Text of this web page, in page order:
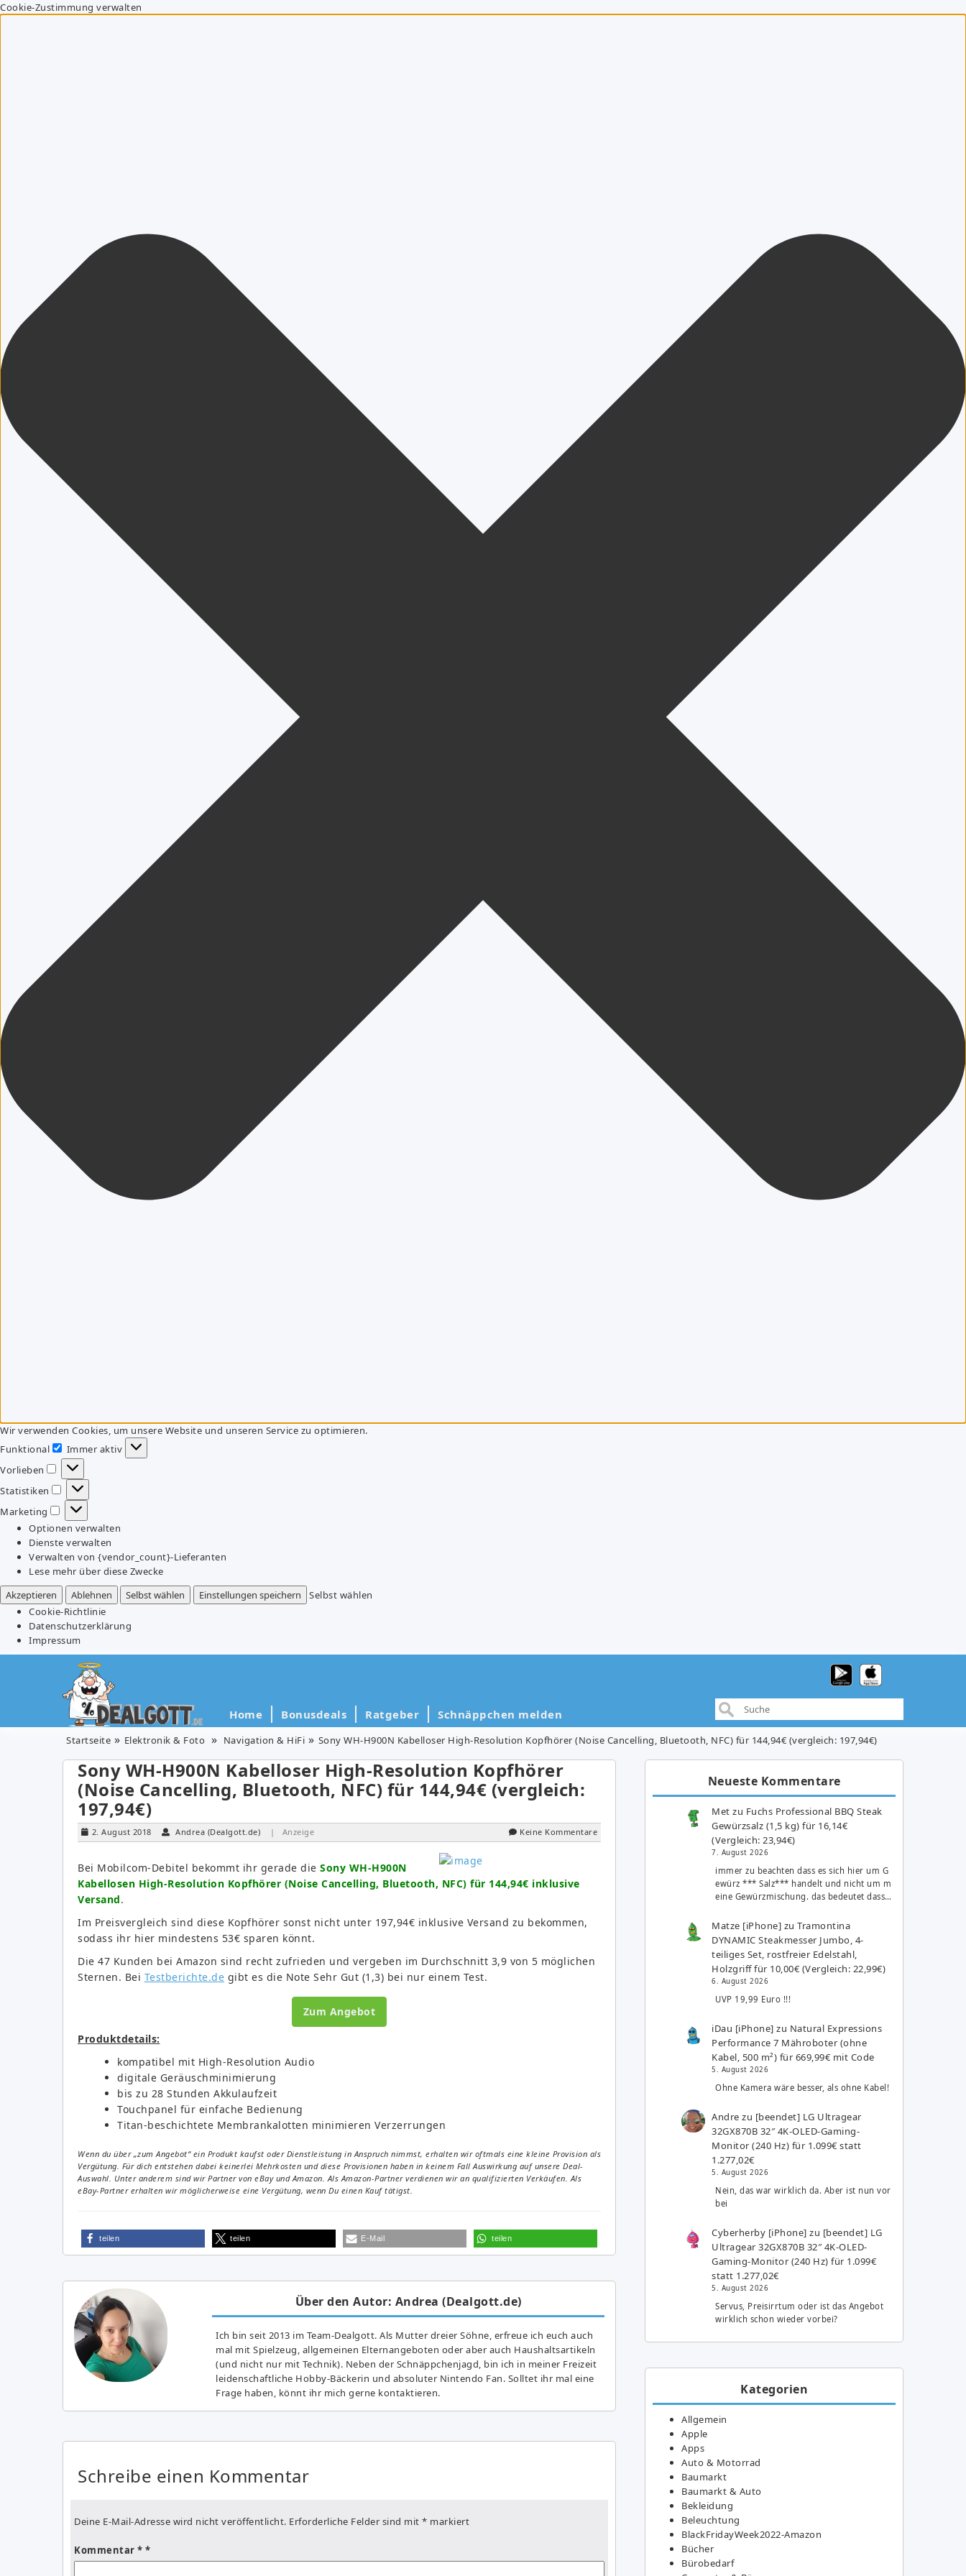
Cookie-Zustimmung verwalten
Wir verwenden Cookies, um unsere Website und unseren Service zu optimieren.
Funktional
Funktional
Immer aktiv
Vorlieben
Vorlieben
Statistiken
Statistiken
Marketing
Marketing
Optionen verwalten
Dienste verwalten
Verwalten von {vendor_count}-Lieferanten
Lese mehr über diese Zwecke
Akzeptieren
Ablehnen Selbst wählen Einstellungen speichern
Selbst wählen
Cookie-Richtlinie
Datenschutzerklärung
Impressum
Home Bonusdeals Ratgeber Schnäppchen melden
Startseite Elektronik & Foto Navigation & HiFi Sony WH-H900N Kabelloser High-Resolution Kopfhörer (Noise Cancelling, Bluetooth, NFC) für 144,94€ (vergleich: 197,94€)
Sony WH-H900N Kabelloser High-Resolution Kopfhörer
(Noise Cancelling, Bluetooth, NFC) für 144,94€ (vergleich:
197,94€)
2. August 2018 Andrea (Dealgott.de) | Anzeige Keine Kommentare
Bei Mobilcom-Debitel bekommt ihr gerade die Sony WH-H900N
Kabellosen High-Resolution Kopfhörer (Noise Cancelling, Bluetooth, NFC) für 144,94€ inklusive
Versand.
Im Preisvergleich sind diese Kopfhörer sonst nicht unter 197,94€ inklusive Versand zu bekommen,
sodass ihr hier mindestens 53€ sparen könnt.
Die 47 Kunden bei Amazon sind recht zufrieden und vergeben im Durchschnitt 3,9 von 5 möglichen
Sternen. Bei Testberichte.de gibt es die Note Sehr Gut (1,3) bei nur einem Test.
Zum Angebot
Produktdetails:
kompatibel mit High-Resolution Audio
digitale Geräuschminimierung
bis zu 28 Stunden Akkulaufzeit
Touchpanel für einfache Bedienung
Titan-beschichtete Membrankalotten minimieren Verzerrungen
Wenn du über „zum Angebot“ ein Produkt kaufst oder Dienstleistung in Anspruch nimmst, erhalten wir oftmals eine kleine Provision als
Vergütung. Für dich entstehen dabei keinerlei Mehrkosten und diese Provisionen haben in keinem Fall Auswirkung auf unsere Deal-
Auswahl. Unter anderem sind wir Partner von eBay und Amazon. Als Amazon-Partner verdienen wir an qualifizierten Verkäufen. Als
eBay-Partner erhalten wir möglicherweise eine Vergütung, wenn Du einen Kauf tätigst.
teilen teilen E-Mail teilen
Über den Autor: Andrea (Dealgott.de)
Ich bin seit 2013 im Team-Dealgott. Als Mutter dreier Söhne, erfreue ich euch auch
mal mit Spielzeug, allgemeinen Elternangeboten oder aber auch Haushaltsartikeln
(und nicht nur mit Technik). Neben der Schnäppchenjagd, bin ich in meiner Freizeit
leidenschaftliche Hobby-Bäckerin und absoluter Nintendo Fan. Solltet ihr mal eine
Frage haben, könnt ihr mich gerne kontaktieren.
Schreibe einen Kommentar
Deine E-Mail-Adresse wird nicht veröffentlicht. Erforderliche Felder sind mit * markiert
Kommentar *
Neueste Kommentare
Met zu Fuchs Professional BBQ Steak
Gewürzsalz (1,5 kg) für 16,14€
(Vergleich: 23,94€)
7. August 2026
immer zu beachten dass es sich hier um G
ewürz *** Salz*** handelt und nicht um m
eine Gewürzmischung. das bedeutet dass…
Matze [iPhone] zuTramontina
DYNAMIC Steakmesser Jumbo, 4-
teiliges Set, rostfreier Edelstahl,
Holzgriff für 10,00€ (Vergleich: 22,99€)
6. August 2026
UVP 19,99 Euro !!!
iDau [iPhone] zu Natural Expressions
Performance 7 Mähroboter (ohne
Kabel, 500 m²) für 669,99€ mit Code
5. August 2026
Ohne Kamera wäre besser, als ohne Kabel!
Andre zu [beendet] LG Ultragear
32GX870B 32″ 4K-OLED-Gaming-
Monitor (240 Hz) für 1.099€ statt
1.277,02€
5. August 2026
Nein, das war wirklich da. Aber ist nun vor
bei
Cyberherby [iPhone] zu [beendet] LG
Ultragear 32GX870B 32″ 4K-OLED-
Gaming-Monitor (240 Hz) für 1.099€
statt 1.277,02€
5. August 2026
Servus, Preisirrtum oder ist das Angebot
wirklich schon wieder vorbei?
Kategorien
Allgemein
Apple
Apps
Auto & Motorrad
Baumarkt
Baumarkt & Auto
Bekleidung
Beleuchtung
BlackFridayWeek2022-Amazon
Bücher
Bürobedarf